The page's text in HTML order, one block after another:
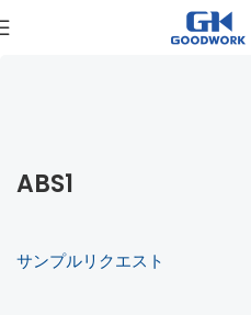
ABS1
サンプルリクエスト